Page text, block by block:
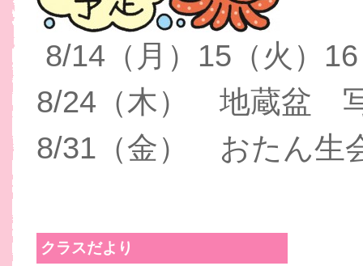
8/14（月）15（火）
8/24（木） 地蔵盆
8/31（金） おたん生
クラスだより